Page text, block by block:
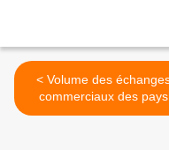
< Volume des échanges
commerciaux des pays
BRICS: une nouvelle